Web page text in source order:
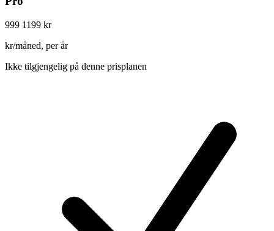
999 1199 kr
kr/måned, per år
Ikke tilgjengelig på denne prisplanen